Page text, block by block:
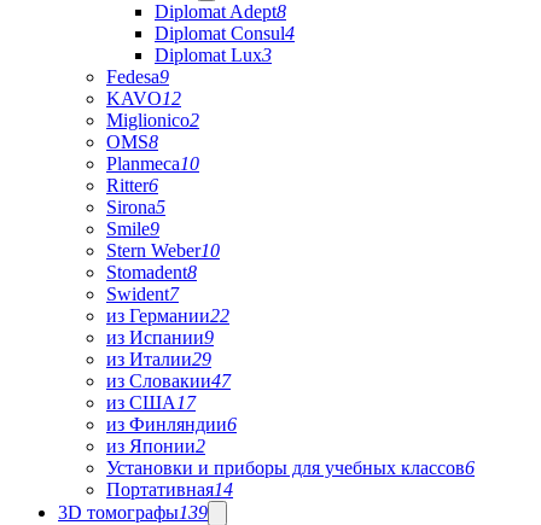
Diplomat Adept8
Diplomat Consul4
Diplomat Lux3
Fedesa9
KAVO12
Miglionico2
OMS8
Planmeca10
Ritter6
Sirona5
Smile9
Stern Weber10
Stomadent8
Swident7
из Германии22
из Испании9
из Италии29
из Словакии47
из США 17
из Финляндии6
из Японии2
Установки и приборы для учебных классов6
Портативная14
3D томографы139